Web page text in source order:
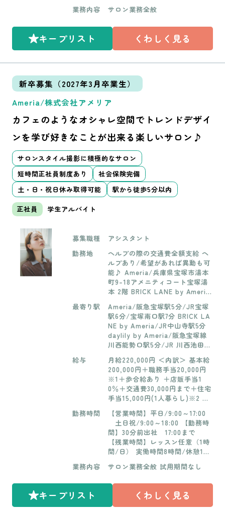
しくは面談にてご説明します♪
務日数・・週１～ 最低勤務時
間・・3時間 ※内定者のみバイ
トの受け入れ有
業務内容 サロン業務全般
キープリスト くわしく見る
新卒募集（2027年3月卒業生）
Ameria/株式会社アメリア
カフェのようなオシャレ空間でトレンドデザイ
ンを学び好きなことが出来る楽しいサロン♪
サロンスタイル撮影に積極的なサロン
短時間正社員制度あり
社会保険完備
土・日・祝日休み取得可能
駅から徒歩5分以内
正社員 学生アルバイト
募集職種
アシスタント
勤務地
ヘルプの際の交通費全額支給 ヘ
ルプあり/希望があれば異動も可
能♪ Ameria/兵庫県宝塚市湯本
町9-18アメニティコート宝塚湯
本 2階 BRICK LANE by Ameri
lily by Ameria/兵庫県川西市小
花2-8-2カタマチ川西ビル1F CH
OP SHOP at Ameria 宝塚店/兵
庫県宝塚市湯本町9-18 アメニ
ティコート宝塚湯本2F-C-2 fle
urir by Ameria/兵庫県西宮市甲
子園口2-3-7ピースフルビル甲子
園口1F
最寄り駅
Ameria/阪急宝塚駅5分/JR宝塚
駅6分/宝塚南口駅7分 BRICK LA
NE by Ameria/JR中山寺駅5分
daylily by Ameria/阪急宝塚線
川西能勢口駅5分/JR 川西池田駅
塚店/阪急宝塚駅徒歩5分 fleurir
by Ameria/JR甲子園口駅 徒歩
2分
給与
月給220,000円 ＜内訳＞ 基本給
200,000円＋職務手当20,000円
※1＋歩合給あり ＋店販手当1
0％＋交通費30,000円まで＋住宅
手当15,000円(1人暮らし)※2 ※
2 条件:一人暮らし 交通費＋
住宅手当W支給あり 【学生アル
バイト】 最低賃金以上※要相談
週2勤務～/3時間～
勤務時間
【営業時間】平日/9:00～17:00
土日祝/9:00～18:00 【勤務時
間】30分前出社 17:00まで
【残業時間】レッスン任意（1時
間/日） 実働時間8時間/休憩1時
～/3時間～
業務内容 サロン業務全般 試用期間なし
キープリスト くわしく見る